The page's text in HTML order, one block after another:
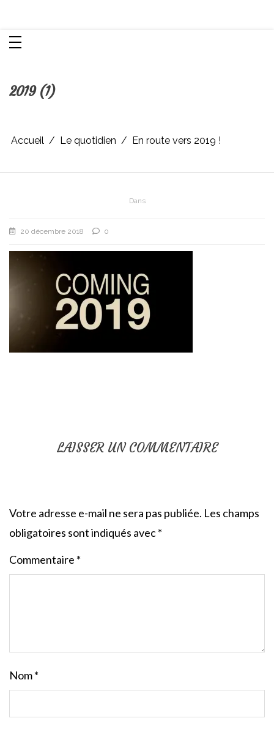
2019 (1)
Accueil Le quotidien En route vers 2019 !
Dans
20 décembre 2018 0
LAISSER UN COMMENTAIRE
Votre adresse e-mail ne sera pas publiée. Les champs
obligatoires sont indiqués avec*
Commentaire *
Nom*